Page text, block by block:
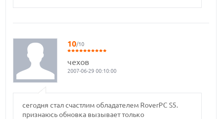
10/10
чехов
2007-06-29 00:10:00
сегодня стал счастлим обладателем RoverPC S5.
признаюсь обновка вызывает только